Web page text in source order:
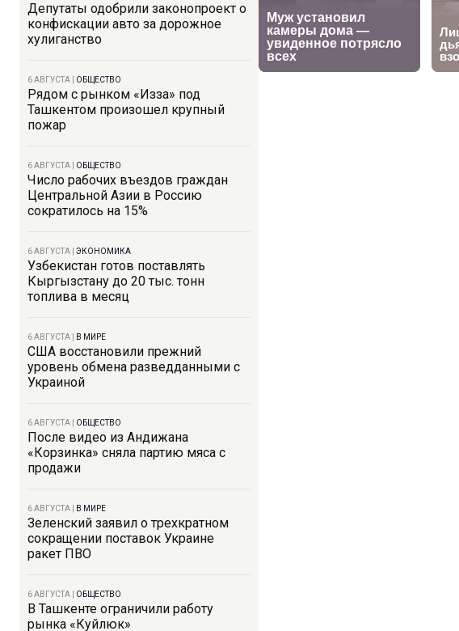
Депутаты одобрили законопроект о
конфискации авто за дорожное
хулиганство
6 АВГУСТА ОБЩЕСТВО
Рядом с рынком «Изза» под
Ташкентом произошел крупный
пожар
6 АВГУСТА ОБЩЕСТВО
Число рабочих въездов граждан
Центральной Азии в Россию
сократилось на 15%
6 АВГУСТА ЭКОНОМИКА
Узбекистан готов поставлять
Кыргызстану до 20 тыс. тонн
топлива в месяц
6 АВГУСТА В МИРЕ
США восстановили прежний
уровень обмена разведданными с
Украиной
6 АВГУСТА ОБЩЕСТВО
После видео из Андижана
«Корзинка» сняла партию мяса с
продажи
6 АВГУСТА В МИРЕ
Зеленский заявил о трехкратном
сокращении поставок Украине
ракет ПВО
6 АВГУСТА ОБЩЕСТВО
В Ташкенте ограничили работу
рынка «Куйлюк»